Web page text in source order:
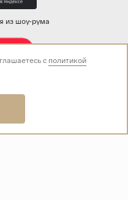
из шоу-рума
19:00
plitki.ru
с политикой